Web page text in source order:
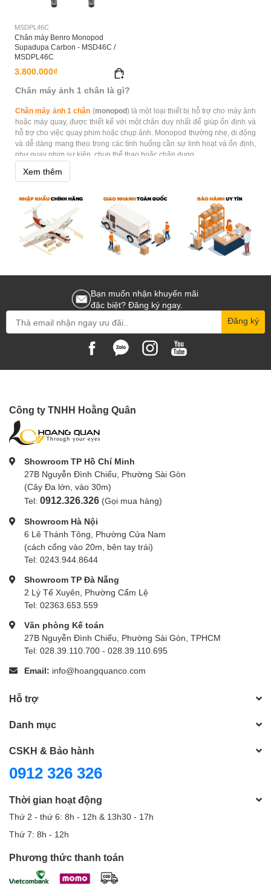
MSDPL46C
Chân máy Benro Monopod
Supadupa Carbon - MSD46C /
MSDPL46C
3.800.000₫
Chân máy ảnh 1 chân là gì?
Chân máy ảnh 1 chân (monopod) là một loại thiết bị hỗ trợ cho máy ảnh
hoặc máy quay, được thiết kế với một chân duy nhất để giúp ổn định và
hỗ trợ cho việc quay phim hoặc chụp ảnh. Monopod thường nhẹ, di động
và dễ dàng mang theo trong các tình huống cần sự linh hoạt và ổn định,
như quay phim sự kiện, chụp thể thao hoặc chân dung.
Mua chân máy ảnh 1 chân ở đâu?
Hoằng Quân là nhà phân phốiChân máy ảnh 1 chân chính hãng tại Việt
Nam. Các thương thiệu chân máy như Benro, Leofoto được nhập khẩu
chính hãng nhằm phục vụ nhu cầu quay phim, chụp ảnh cho anh em.
Sản phẩm có mặt tại khắp các đại lý trên toàn quốc.
Quý khách có thể yên tâm đặt hàng tại website: hoangquanco.commiễn
Xem thêm
Bạn muốn nhận khuyến mãi
đặc biệt? Đăng ký ngay.
Đăng ký
Công ty TNHH Hoằng Quân
Showroom TP Hồ Chí Minh
27B Nguyễn Đình Chiểu, Phường Sài Gòn
(Cây Đa lớn, vào 30m)
Tel: 0912.326.326 (Gọi mua hàng)
Showroom Hà Nội
6 Lê Thánh Tông, Phường Cửa Nam
(cách cổng vào 20m, bên tay trái)
Tel: 0243.944.8644
Showroom TP Đà Nẵng
2 Lý Tế Xuyên, Phường Cẩm Lệ
Tel: 02363.653.559
Văn phòng Kế toán
27B Nguyễn Đình Chiểu, Phường Sài Gòn, TPHCM
Tel: 028.39.110.700 - 028.39.110.695
Email: info@hoangquanco.com
Hỗ trợ
Danh mục
CSKH & Bảo hành
0912 326 326
Thời gian hoạt động
Thứ 2 - thứ 6: 8h - 12h & 13h30 - 17h
Thứ 7: 8h - 12h
Phương thức thanh toán